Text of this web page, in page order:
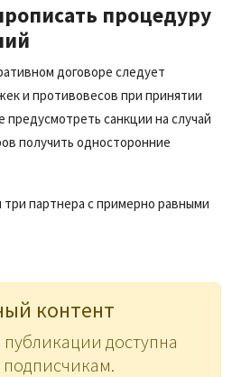
процедуру
договоре следует
и противовесов при принятии
санкции на случай
получить односторонние
партнера с примерно равными
контент
доступна
подписчикам.